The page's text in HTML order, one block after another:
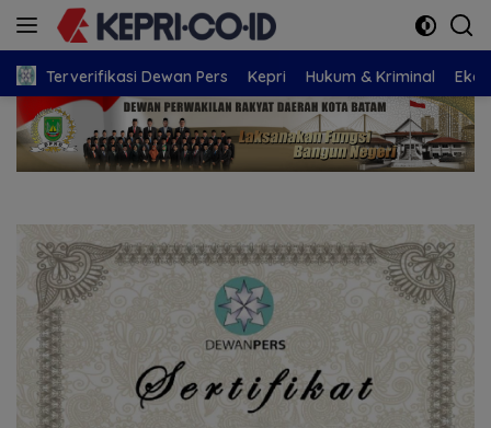
Langsung
Terverifikasi Dewan Pers Kepri Hukum & Kriminal